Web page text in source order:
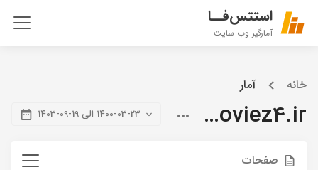
استتس‌فــا
آمارگیر وب سایت
خانه آمار
citymoviez4.ir 1400-03-23 الی 19-09-1403
صفحات